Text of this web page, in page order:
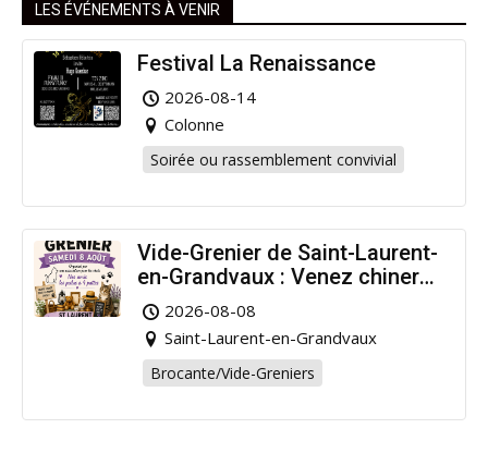
LES ÉVÉNEMENTS À VENIR
Festival La Renaissance
2026-08-14
Colonne
Soirée ou rassemblement convivial
Vide-Grenier de Saint-Laurent-
en-Grandvaux : Venez chiner
pour la bonne cause !
2026-08-08
Saint-Laurent-en-Grandvaux
Brocante/Vide-Greniers